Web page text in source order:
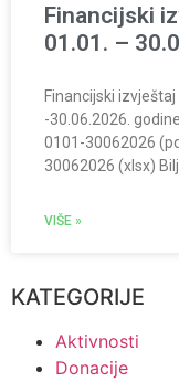
Financijski
01.01. –
Financijski
-30.06.2026.
0101-30062026
30062026 (xlsx)
VIŠE »
KATEGORIJE
Aktivnosti
Donacije